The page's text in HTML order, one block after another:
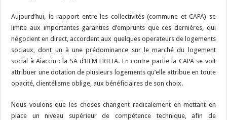
Aujourd’hui, le rapport entre les collectivités (commune et CAPA) se
limite aux importantes garanties d’emprunts que ces dernières, qui
négocient en direct, accordent aux quelques operateurs de logements
sociaux, dont un à une prédominance sur le marché du logement
social à Aiacciu : la SA d’HLM ERILIA. En contre partie la CAPA se voit
attribuer une dotation de plusieurs logements qu’elle attribue en toute
opacité, clientélisme oblige, aux bénéficiaires de son choix.
Nous voulons que les choses changent radicalement en mettant en
place un niveau supérieur de compétence technique, afin de